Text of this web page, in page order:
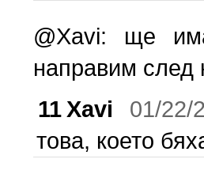
@Xavi: ще
направим след
11 Xavi
01/22/
това, което